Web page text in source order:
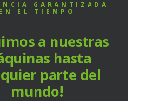
GARANTIZADA
EN EL TIEMPO
a nuestras
hasta
parte del
mundo!